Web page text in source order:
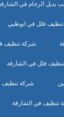
بديل الرخام في
فلل في ابوظبي
شركة تنظيف
فلل في الشارقة
شركة تنظيف
تنظيف في الشارقة